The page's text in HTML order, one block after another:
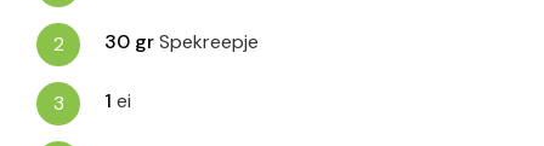
30 grSpekreepje
1 ei